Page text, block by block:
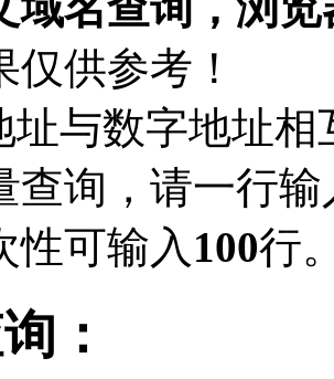
仅供参考！
址与数字地址相
查询，请一行
性可输入 100行
：